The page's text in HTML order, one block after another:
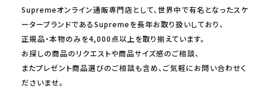
Supremeオンライン通販専門店として、世界中で有名となったスケ
ーターブランドであるSupremeを長年お取り扱いしており、
正規品・本物のみを4,000点以上を取り揃えています。
お探しの商品のリクエストや商品サイズ感のご相談、
またプレゼント商品選びのご相談も含め、ご気軽にお問い合わせく
ださいませ。